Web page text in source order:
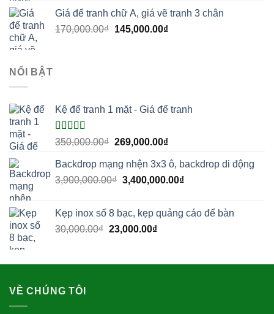
650,000.00₫. là:
539,000.00₫.
Giá để tranh chữ A, giá vẽ tranh 3 chân
170,000.00₫ Giá
145,000.00₫Giá
NỔI BẬT
Kệ để tranh 1 mặt - Giá để tranh
Được xếp
hạng
sao
350,000.00₫ Giá
là:
350,000.00₫.
269,000.00₫Giá
tại
là:
Backdrop mạng nhện 3x3 ô, backdrop di động
3,900,000.00₫ Giá
3,900,000.00₫.
3,400,000.00₫Giá
là:
Kẹp inox số 8 bạc, kẹp quảng cáo để bàn
30,000.00₫ Giá
30,000.00₫.
23,000.00₫Giá
là:
VỀ CHÚNG TÔI